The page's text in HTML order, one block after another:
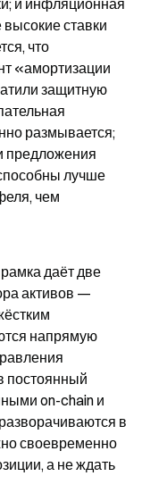
и инфляционная
ставки
что
«амортизации
защитную
размывается;
предложения
лучше
чем
даёт две
активов —
напрямую
постоянный
on-chain и
в
своевременно
а не ждать